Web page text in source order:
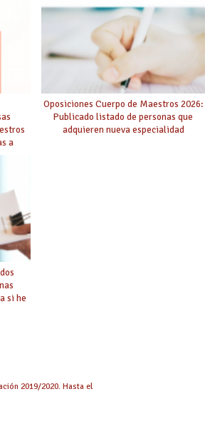
a
Oposiciones Cuerpo de Maestros 2026:
Publicado listado de personas que
adquieren nueva especialidad
si he
2019/2020. Hasta el